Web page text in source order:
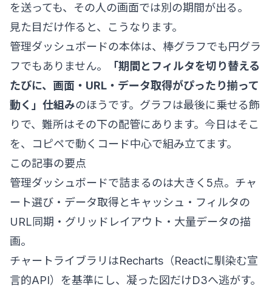
を送っても、その人の画面では別の期間が出る。
見た目だけ作ると、こうなります。
管理ダッシュボードの本体は、棒グラフでも円グラ
フでもありません。
「期間とフィルタを切り替える
たびに、画面・URL・データ取得がぴったり揃って
動く」仕組みのほうです。グラフは最後に乗せる飾
りで、難所はその下の配管にあります。今日はそこ
を、コピペで動くコード中心で組み立てます。
この記事の要点
管理ダッシュボードで詰まるのは大きく5点。チャ
ート選び・データ取得とキャッシュ・フィルタの
URL同期・グリッドレイアウト・大量データの描
画。
チャートライブラリはRecharts（Reactに馴染む宣
言的API）を基準にし、凝った図だけD3へ逃がす。